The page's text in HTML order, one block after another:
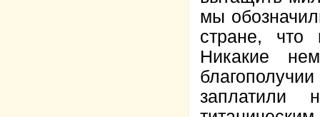
мы
стране, что
Никакие
заплатили